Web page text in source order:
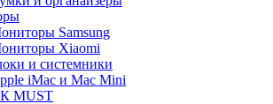
Samsung
Xiaomi
и системники
iMac и Mac Mini
MUST